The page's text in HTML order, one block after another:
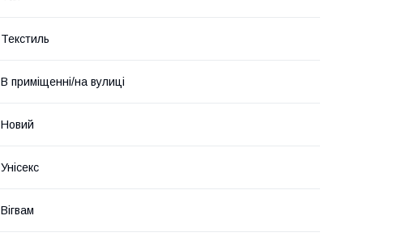
Текстиль
В приміщенні/на вулиці
Новий
Унісекс
Вігвам